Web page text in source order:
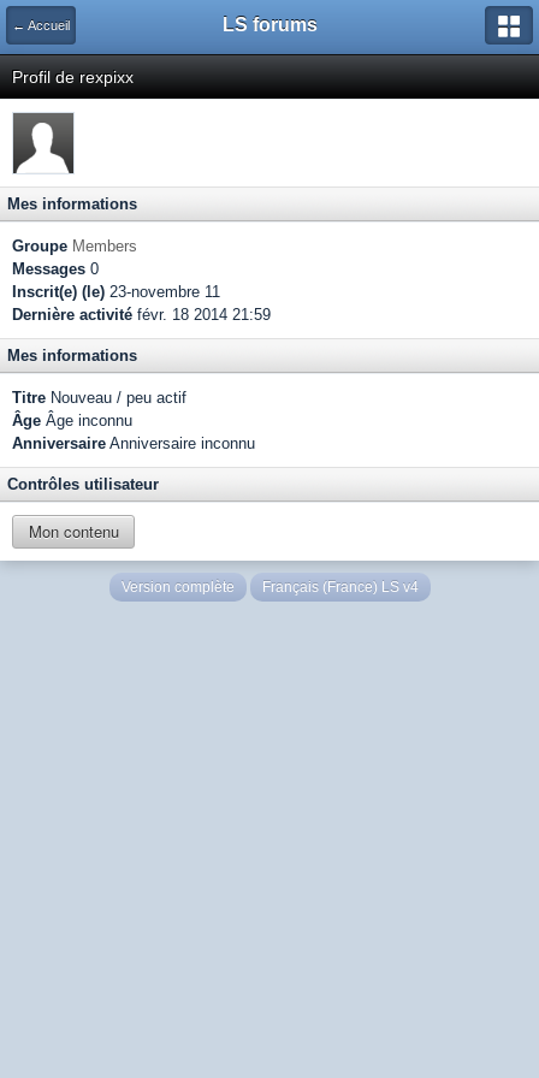
← Accueil LS forums
Profil de rexpixx
Mes informations
Groupe Members
Messages 0
Inscrit(e) (le) 23-novembre 11
Dernière activité févr. 18 2014 21:59
Mes informations
Titre Nouveau / peu actif
Âge Âge inconnu
Anniversaire Anniversaire inconnu
Contrôles utilisateur
Mon contenu
Version complète Français (France) LS v4